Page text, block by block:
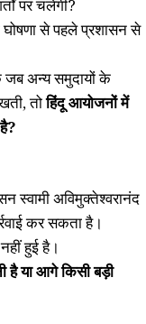
पर चलेगी?
घोषणा से पहले प्रशासन से
जब अन्य समुदायों के
तोहिंदू आयोजनों में
स्वामी अविमुक्तेश्वरानंद
कर सकता है।
हुई है।
है या आगे किसी बड़ी